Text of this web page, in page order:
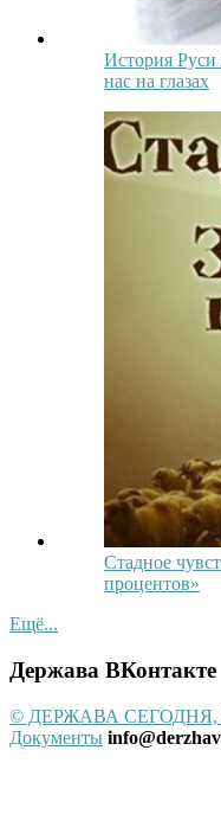
История Руси
нас на глазах
Стадное
процентов»
Ещё...
Держава ВКонтакте
© ДЕРЖАВА СЕГОДНЯ,
Документы